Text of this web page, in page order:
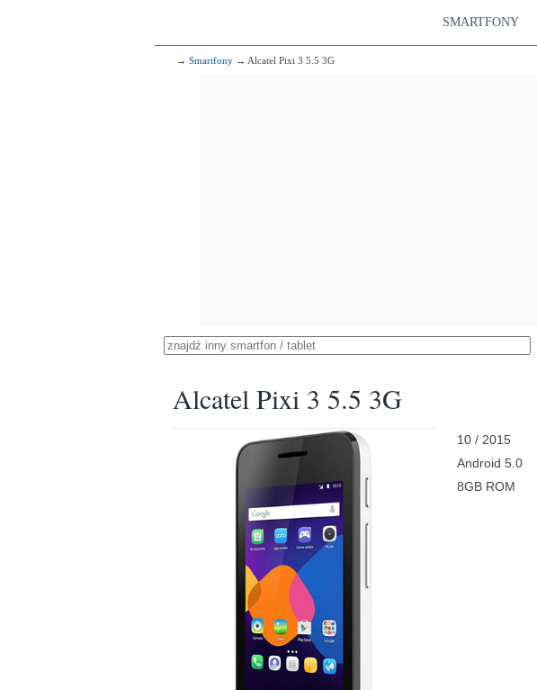
SMARTFONY
→ Smartfony → Alcatel Pixi 3 5.5 3G
Alcatel Pixi 3 5.5 3G
10 / 2015
Android 5.0
8GB ROM